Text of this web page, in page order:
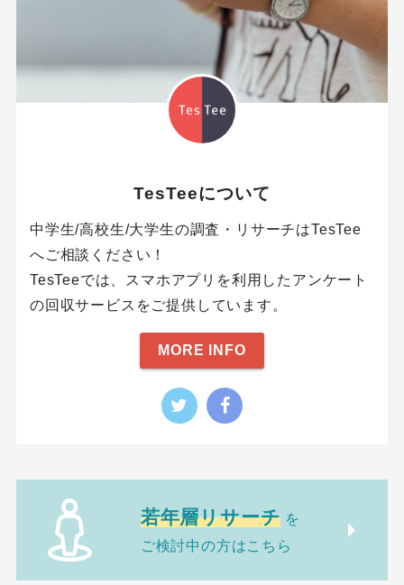
TesTeeについて
中学生/高校生/大学生の調査・リサーチはTesTee
へご相談ください！
TesTeeでは、スマホアプリを利用したアンケート
の回収サービスをご提供しています。
MORE INFO
若年層リサーチ を
ご検討中の方はこちら